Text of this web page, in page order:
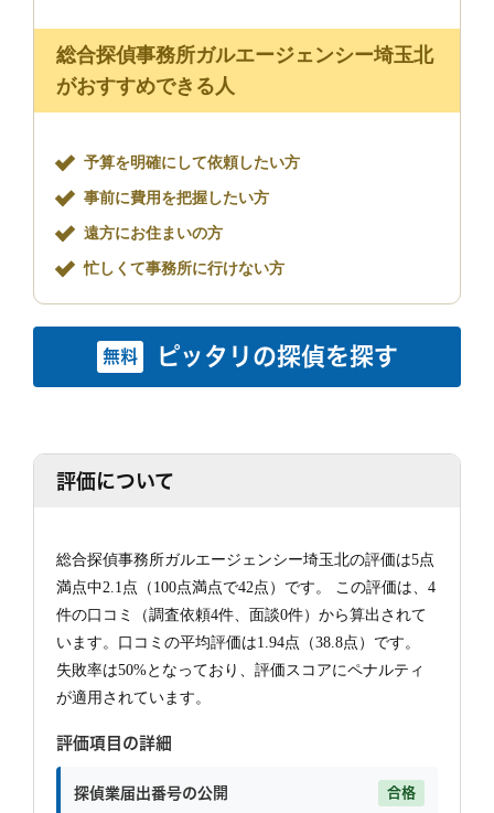
総合探偵事務所ガルエージェンシー埼玉北
がおすすめできる人
予算を明確にして依頼したい方
事前に費用を把握したい方
遠方にお住まいの方
忙しくて事務所に行けない方
無料 ピッタリの探偵を探す
評価について
総合探偵事務所ガルエージェンシー埼玉北の評価は5点
満点中2.1点（100点満点で42点）です。 この評価は、4
件の口コミ（調査依頼4件、面談0件）から算出されて
います。口コミの平均評価は1.94点（38.8点）です。
失敗率は50%となっており、評価スコアにペナルティ
が適用されています。
評価項目の詳細
探偵業届出番号の公開 合格